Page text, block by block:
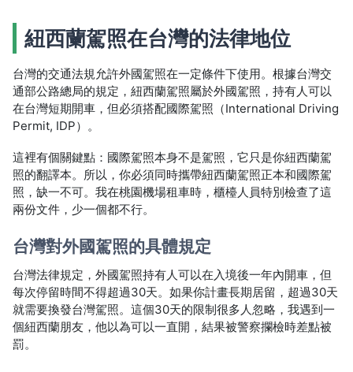
紐西蘭駕照在台灣的法律地位
台灣的交通法規允許外國駕照在一定條件下使用。根據台灣交
通部公路總局的規定，紐西蘭駕照屬於外國駕照，持有人可以
在台灣短期開車，但必須搭配國際駕照（International Driving
Permit, IDP）。
這裡有個關鍵點：國際駕照本身不是駕照，它只是你紐西蘭駕
照的翻譯本。所以，你必須同時攜帶紐西蘭駕照正本和國際駕
照，缺一不可。我在桃園機場租車時，櫃檯人員特別檢查了這
兩份文件，少一個都不行。
台灣對外國駕照的具體規定
台灣法律規定，外國駕照持有人可以在入境後一年內開車，但
每次停留時間不得超過30天。如果你計畫長期居留，超過30天
就需要換發台灣駕照。這個30天的限制很多人忽略，我遇到一
個紐西蘭朋友，他以為可以一直開，結果被警察攔檢時差點被
罰。